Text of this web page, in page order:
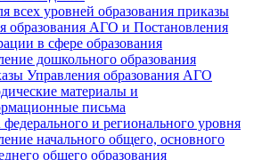
уровней образования приказы
образования АГО и Постановления
в сфере образования
дошкольного образования
Управления образования АГО
материалы и
письма
и регионального уровня
начального общего, основного
общего образования